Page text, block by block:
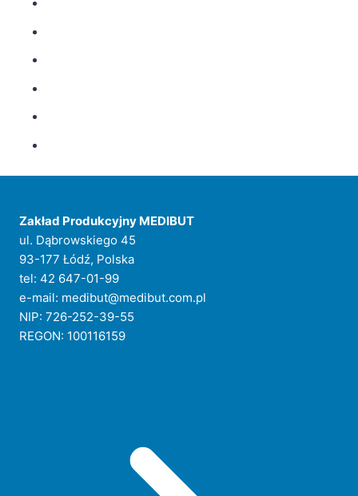
Zakład Produkcyjny MEDIBUT
ul. Dąbrowskiego 45
93-177 Łódź, Polska
tel: 42 647-01-99
e-mail: medibut@medibut.com.pl
NIP: 726-252-39-55
REGON: 100116159